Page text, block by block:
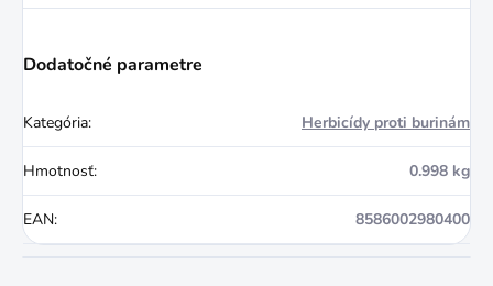
Dodatočné parametre
Kategória: Herbicídy proti burinám
Hmotnosť: 0.998 kg
EAN: 8586002980400